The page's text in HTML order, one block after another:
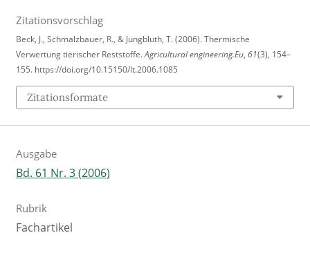
Zitationsvorschlag
Beck, J., Schmalzbauer, R., & Jungbluth, T. (2006). Thermische
Verwertung tierischer Reststoffe.Agricultural engineering.Eu, 61(3), 154–
155. https://doi.org/10.15150/lt.2006.1085
Zitationsformate
Ausgabe
Bd. 61 Nr. 3 (2006)
Rubrik
Fachartikel